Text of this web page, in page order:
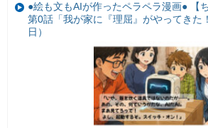
●絵も文もAIが作ったペラペラ漫画● 【
第0話「我が家に『理屈』がやってきた
日）